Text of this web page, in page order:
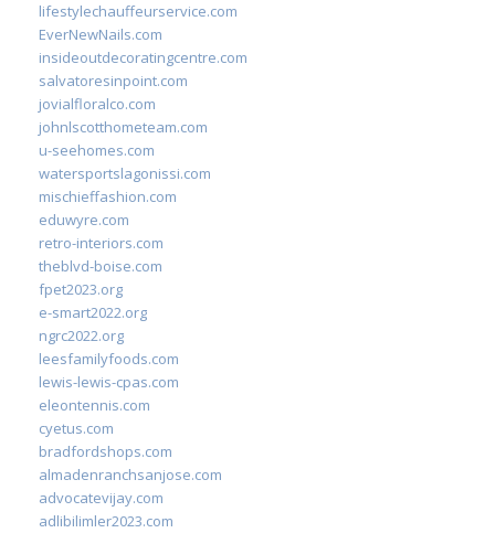
lifestylechauffeurservice.com
EverNewNails.com
insideoutdecoratingcentre.com
salvatoresinpoint.com
jovialfloralco.com
johnlscotthometeam.com
u-seehomes.com
watersportslagonissi.com
mischieffashion.com
eduwyre.com
retro-interiors.com
theblvd-boise.com
fpet2023.org
e-smart2022.org
ngrc2022.org
leesfamilyfoods.com
lewis-lewis-cpas.com
eleontennis.com
cyetus.com
bradfordshops.com
almadenranchsanjose.com
advocatevijay.com
adlibilimler2023.com